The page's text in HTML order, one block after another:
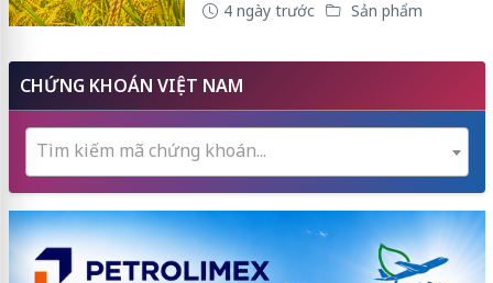
4 ngày trước Sản phẩm
CHỨNG KHOÁN VIỆT NAM
Tìm kiếm mã chứng khoán...